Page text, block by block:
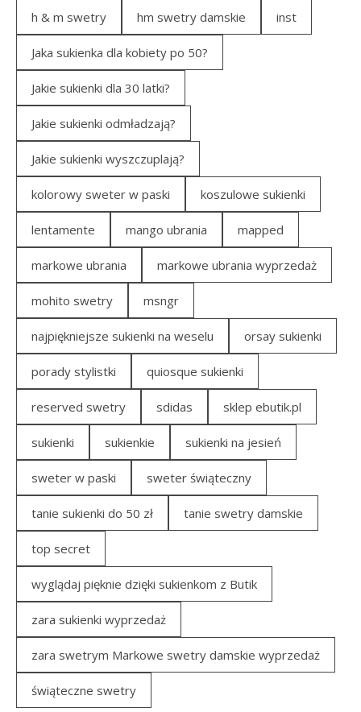
h & m swetry hm swetry damskie inst
Jaka sukienka dla kobiety po 50?
Jakie sukienki dla 30 latki?
Jakie sukienki odmładzają?
Jakie sukienki wyszczuplają?
kolorowy sweter w paski koszulowe sukienki
lentamente mango ubrania mapped
markowe ubrania markowe ubrania wyprzedaż
mohito swetry msngr
najpiękniejsze sukienki na weselu orsay sukienki
porady stylistki quiosque sukienki
reserved swetry sdidas sklep ebutik.pl
sukienki sukienkie sukienki na jesień
sweter w paski sweter świąteczny
tanie sukienki do 50 zł tanie swetry damskie
top secret
wyglądaj pięknie dzięki sukienkom z Butik
zara sukienki wyprzedaż
zara swetrym Markowe swetry damskie wyprzedaż
świąteczne swetry